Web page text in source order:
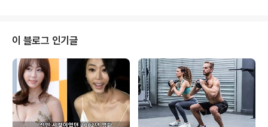
작이라는 점에서 더욱 특별한 의미를 지닌다. 최고출력이
무려 800마력에 달하는 812 슈퍼 패스트는 페라리 12기
통 엔진 특유의 스릴감 넘치는 최고 성능을 유감없이 발휘
하며 프론트 미드 엔진형 스포츠카 부문에서 새로운 기준
점을 제시하는 모델이다. 최대토크는 7000rpm에서 73.
3kg.m에 이르며, ..
이 블로그 인기글